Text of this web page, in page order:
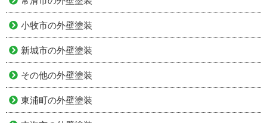
小牧市の外壁塗装
新城市の外壁塗装
その他の外壁塗装
東浦町の外壁塗装